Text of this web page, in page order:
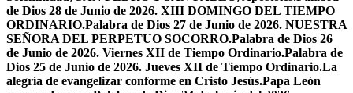
de Dios 28 de Junio de 2026. XIII DOMINGO DEL TIEMPO
ORDINARIO.Palabra de Dios 27 de Junio de 2026. NUESTRA
SEÑORA DEL PERPETUO SOCORRO.Palabra de Dios 26
de Junio de 2026. Viernes XII de Tiempo Ordinario.Palabra de
Dios 25 de Junio de 2026. Jueves XII de Tiempo Ordinario.La
alegría de evangelizar conforme en Cristo Jesús.Papa León